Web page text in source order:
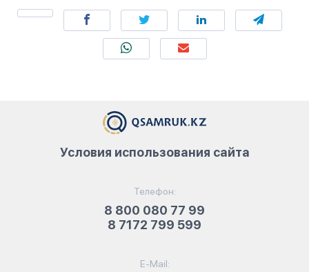
Телефон:
8 800 080 77 99
8 7172 799 599
E-Mail:
Условия использования сайта